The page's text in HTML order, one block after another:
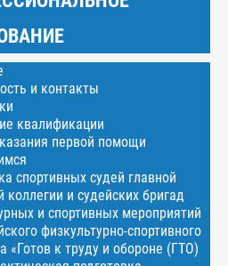
и контакты
квалификации
первой помощи
спортивных судей главной
коллегии и судейских бригад
и спортивных мероприятий
физкультурно-спортивного
«Готов к труду и обороне (ГТО)